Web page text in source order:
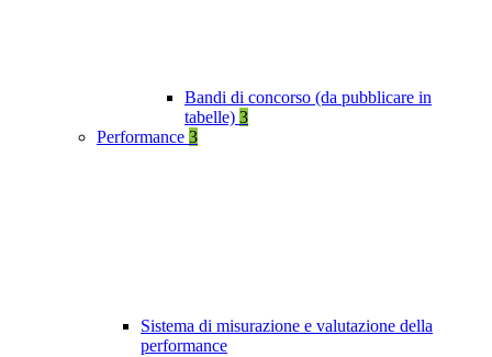
Bandi di concorso (da pubblicare in
tabelle) 3
Performance 3
Sistema di misurazione e valutazione della
performance